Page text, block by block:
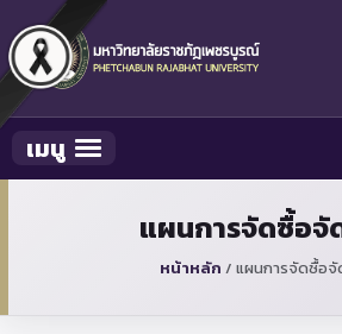
Toggle navigation
เมนู
แผนการจัดซื้อจั
หน้าหลัก / แผนการจัดซื้อจั